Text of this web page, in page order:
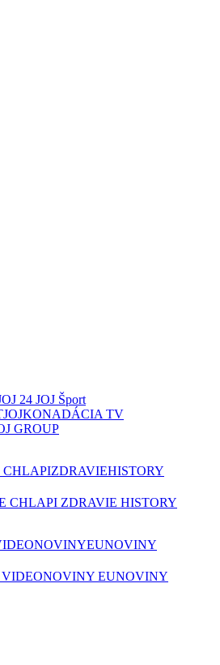
24 JOJ Šport
JOJKONADÁCIA TV
GROUP
CHLAPIZDRAVIEHISTORY
CHLAPI ZDRAVIE HISTORY
EUNOVINY
VIDEONOVINY EUNOVINY